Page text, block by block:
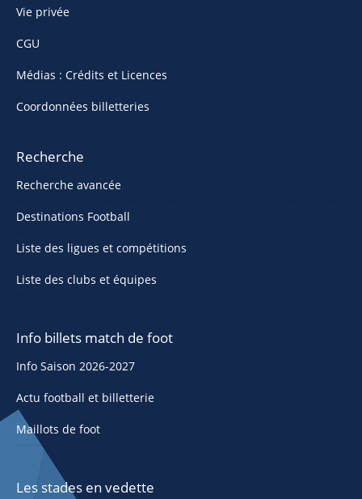
Vie privée
CGU
Médias : Crédits et Licences
Coordonnées billetteries
Recherche
Recherche avancée
Destinations Football
Liste des ligues et compétitions
Liste des clubs et équipes
Info billets match de foot
Info Saison 2026-2027
Actu football et billetterie
Maillots de foot
Les stades en vedette